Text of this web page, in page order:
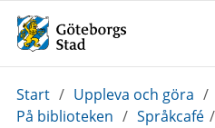
Du
är
Start / Uppleva och göra /
På biblioteken / Språkcafé /